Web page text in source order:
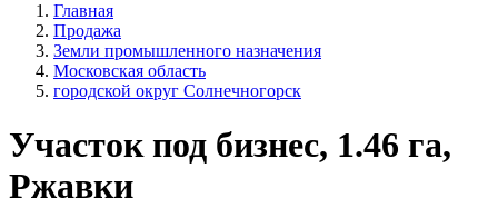
Главная
Продажа
Земли промышленного назначения
Московская область
городской округ Солнечногорск
Участок под бизнес, 1.46 га,
Ржавки